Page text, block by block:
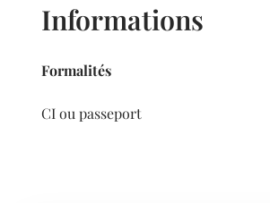
Informations
Formalités
CI ou passeport